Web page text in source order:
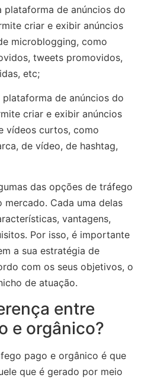
plataforma de anúncios do
criar e exibir anúncios
microblogging, como
tweets promovidos,
etc;
plataforma de anúncios do
criar e exibir anúncios
vídeos curtos, como
de vídeo, de hashtag,
das opções de tráfego
mercado. Cada uma delas
vantagens,
Por isso, é importante
a sua estratégia de
com os seus objetivos, o
de atuação.
entre
e orgânico?
pago e orgânico é que
que é gerado por meio